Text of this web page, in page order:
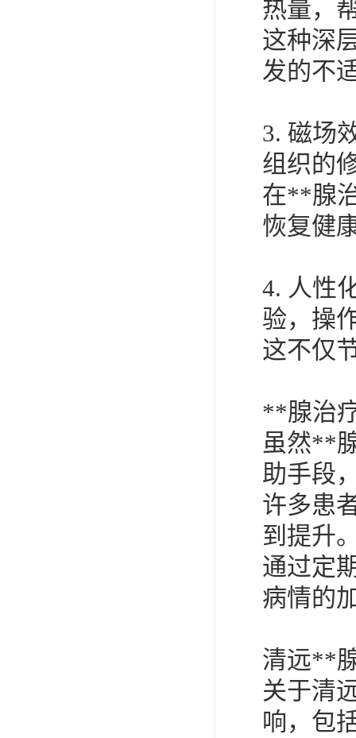
热量，
这种深
发的不
3. 磁场
组织的
在**腺
恢复健
4. 人性
验，操
这不仅
**腺治
虽然**
助手段
许多患
到提升
通过定
病情的
清远**
关于清
响，包